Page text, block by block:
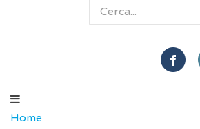
Home